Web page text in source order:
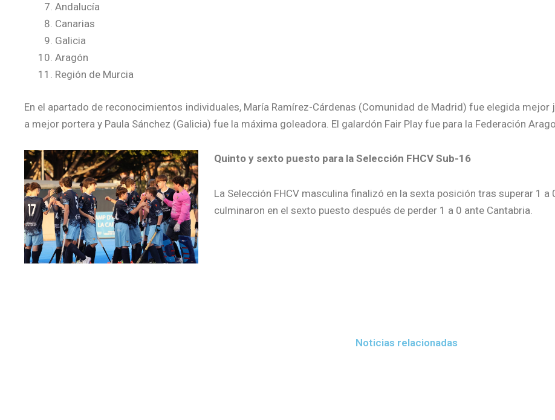
Andalucía
Canarias
Galicia
Aragón
Región de Murcia
En el apartado de reconocimientos individuales, María Ramírez-Cárdenas (Comunidad de Madrid) fue elegida
a mejor portera y Paula Sánchez (Galicia) fue la máxima goleadora. El galardón Fair Play fue para la Federación
Quinto y sexto puesto para la Selección FHCV Sub-16
La Selección FHCV masculina finalizó en la sexta posición tras superar 1
culminaron en el sexto puesto después de perder 1 a 0 ante Cantabria.
Noticias relacionadas